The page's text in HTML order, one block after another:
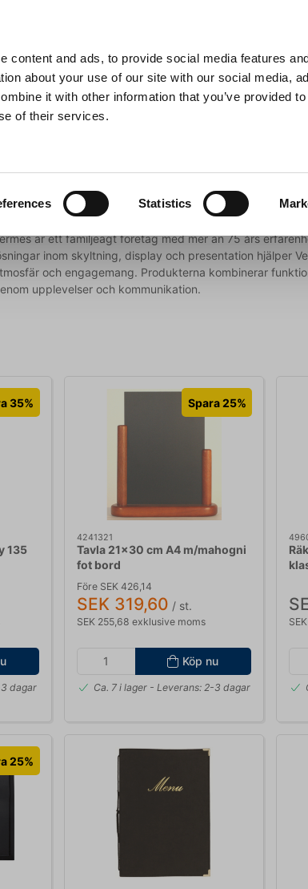
content and ads, to provide social media features
about your use of our site with our social media,
it with other information that you’ve provided
of their services.
Statistics
Sök
Köksmaskiner
är ett familjeägt företag med mer än 75 års
inom skyltning, display och presentation hjälper
och engagemang. Produkterna kombinerar
upplevelser och kommunikation.
35%
135
dagar
Spara 25%
4241321
Tavla 21x30 cm A4 m/mahogni
fot bord
Före SEK 426,14
SEK 319,60 / st.
SEK 255,68 exklusive moms
Köp nu
Ca. 7 i lager- Leverans: 2-3 dagar
25%